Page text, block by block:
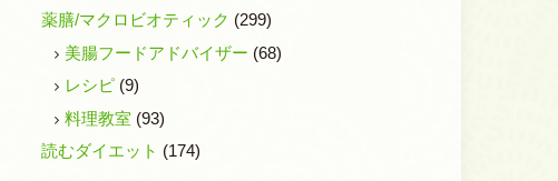
薬膳/マクロビオティック (299)
美腸フードアドバイザー (68)
レシピ(9)
料理教室 (93)
読むダイエット (174)